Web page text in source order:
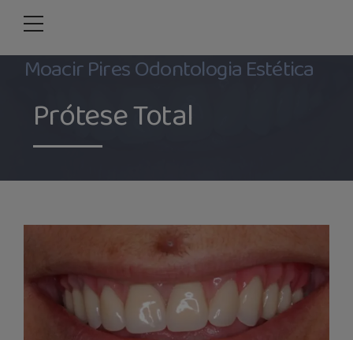
Moacir Pires Odontologia Estética
Prótese Total